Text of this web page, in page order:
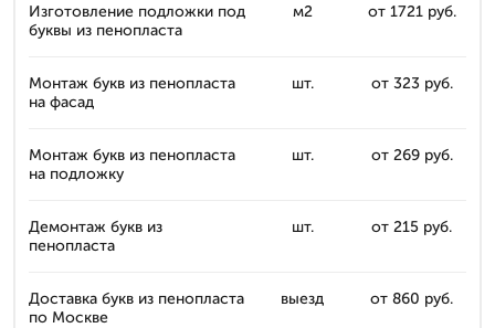
Изготовление подложки под
буквы из пенопласта
м2 от 1721 руб.
Монтаж букв из пенопласта
на фасад
шт. от 323 руб.
Монтаж букв из пенопласта
на подложку
шт. от 269 руб.
Демонтаж букв из
пенопласта
шт. от 215 руб.
Доставка букв из пенопласта
по Москве
выезд от 860 руб.